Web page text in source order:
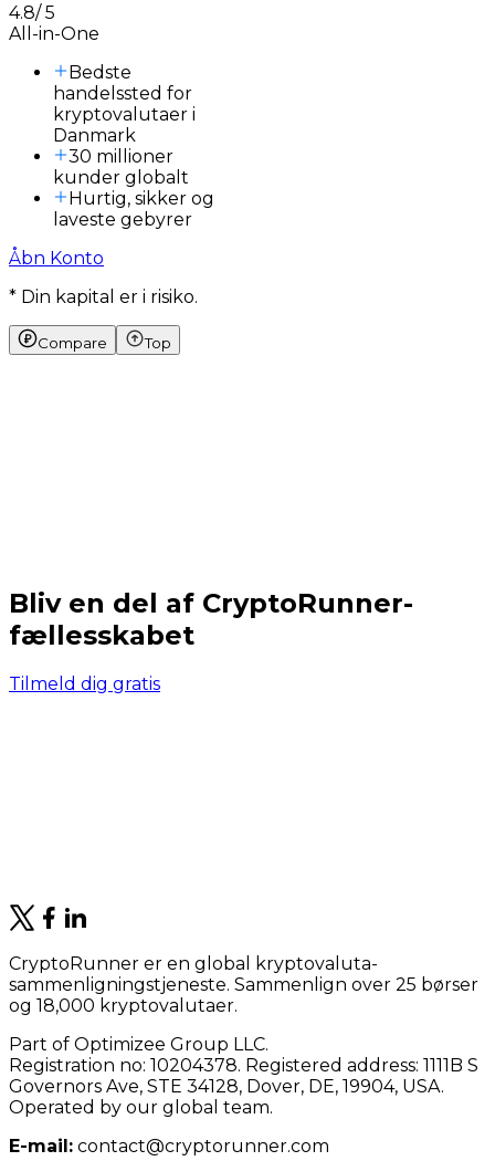
4.8/5
All-in-One
Bedste
handelssted for
kryptovalutaer i
Danmark
30 millioner
kunder globalt
Hurtig, sikker og
laveste gebyrer
Åbn Konto
* Din kapital er i risiko.
Compare Top
Bliv en del af CryptoRunner-
fællesskabet
Tilmeld dig gratis
CryptoRunner er en global kryptovaluta-
sammenligningstjeneste. Sammenlign over 25 børser
og 18,000 kryptovalutaer.
Part of Optimizee Group LLC.
Registration no: 10204378. Registered address: 1111B S
Governors Ave, STE 34128, Dover, DE, 19904, USA.
Operated by our global team.
E-mail: contact@cryptorunner.com